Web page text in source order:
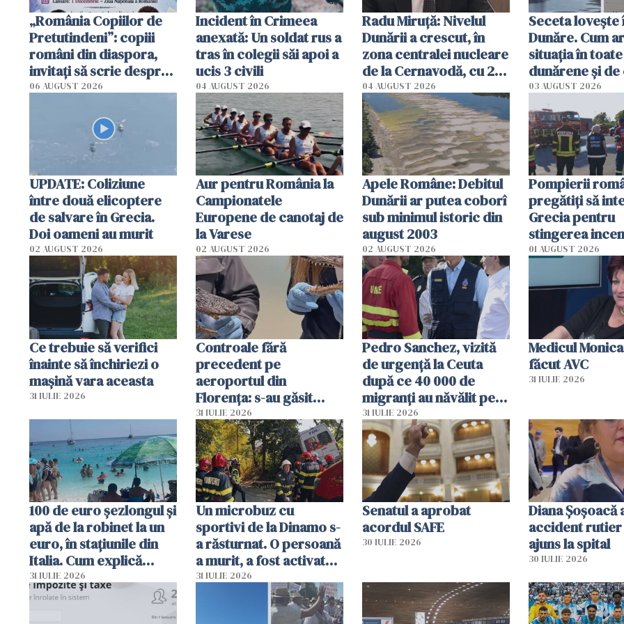
„România Copiilor de
Pretutindeni”: copiii
români din diaspora,
invitați să scrie despre
România într-un volum
06 AUGUST 2026
Incident în Crimeea
anexată: Un soldat rus a
tras în colegii săi apoi a
ucis 3 civili
04 AUGUST 2026
Radu Miruţă: Nivelul
Dunării a crescut, în
zona centralei nucleare
de la Cernavodă, cu 2
cm faţă de ziua trecută
04 AUGUST 2026
Seceta
Dunăre. Cum
situația în
dunărene și de
România
efectele, deși a
în iulie
03 AUGUST 2026
UPDATE: Coliziune
între două elicoptere
de salvare în Grecia.
Doi oameni au murit
02 AUGUST 2026
Aur pentru România la
Campionatele
Europene de canotaj de
la Varese
02 AUGUST 2026
Apele Române: Debitul
Dunării ar putea coborî
sub minimul istoric din
august 2003
02 AUGUST 2026
Pompierii
pregătiţi să
Grecia pentru
stingerea
01 AUGUST 2026
Ce trebuie să verifici
înainte să închiriezi o
mașină vara aceasta
31 IULIE 2026
Controale fără
precedent pe
aeroportul din
Florența: s-au găsit
capete de aligator și o
sumă imensă de bani
31 IULIE 2026
Pedro Sanchez, vizită
de urgență la Ceuta
după ce 40 000 de
migranți au năvălit pe
teritoriul spaniol: „Vom
mobiliza toate
resursele"
31 IULIE 2026
Medicul
făcut AVC
31 IULIE 2026
100 de euro șezlongul și
apă de la robinet la un
euro, în stațiunile din
Italia. Cum explică
autoritățile
31 IULIE 2026
Un microbuz cu
sportivi de la Dinamo s-
a răsturnat. O persoană
a murit, a fost activat
planul roșu de
31 IULIE 2026
Senatul a aprobat
acordul SAFE
30 IULIE 2026
Diana Șoșoacă
accident rutier
ajuns la spital
30 IULIE 2026